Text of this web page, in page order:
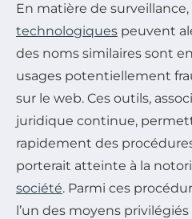
En matière de
technologiques peuvent
des noms similaires sont
usages potentiellement
sur le web. Ces outils,
juridique continue,
rapidement des
porterait atteinte à la
société. Parmi ces
l’un des moyens